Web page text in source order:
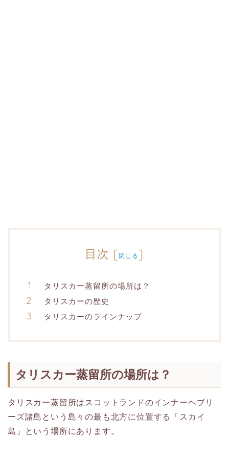
目次 [閉じる]
タリスカー蒸留所の場所は？
タリスカーの歴史
タリスカーのラインナップ
タリスカー蒸留所の場所は？
タリスカー蒸留所はスコットランドのインナーヘブリ
ーズ諸島という島々の最も北方に位置する「スカイ
島」という場所にあります。